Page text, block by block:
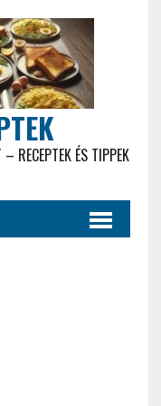
RECEPTEK ÉS TIPPEK